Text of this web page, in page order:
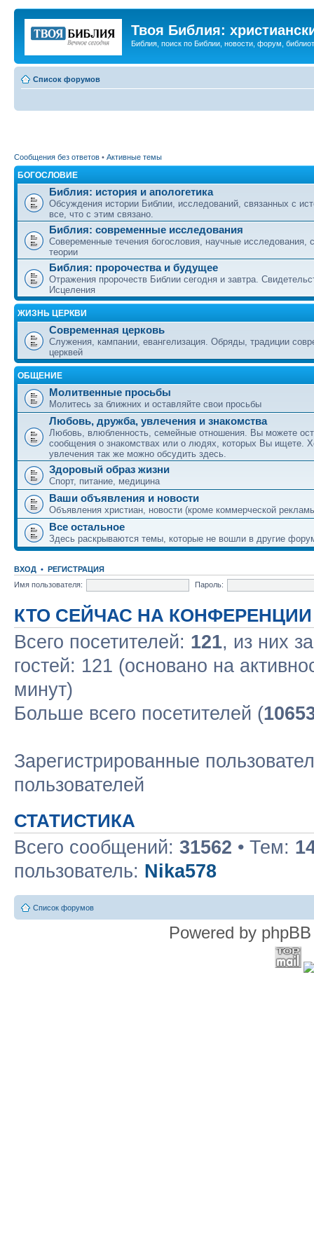
Твоя Библия:
Библия, поиск по Библии, новости, форум,
Список форумов
Сообщения без ответов • Активные темы
БОГОСЛОВИЕ
Библия: история и апологетика
Обсуждения истории Библии, исследований, связанных с
все, что с этим связано.
Библия: современные исследования
Совеременные течения богословия, научные исследования,
теории
Библия: пророчества и будущее
Отражения пророчеств Библии сегодня и завтра.
Исцеления
ЖИЗНЬ ЦЕРКВИ
Современная церковь
Служения, кампании, евангелизация. Обряды, традиции
церквей
ОБЩЕНИЕ
Молитвенные просьбы
Молитесь за ближних и оставляйте свои просьбы
Любовь, дружба, увлечения и знакомства
Любовь, влюбленность, семейные отношения. Вы можете
сообщения о знакомствах или о людях, которых Вы ищете.
увлечения так же можно обсудить здесь.
Здоровый образ жизни
Спорт, питание, медицина
Ваши объявления и новости
Объявления христиан, новости (кроме коммерческой
Все остальное
Здесь раскрываются темы, которые не вошли в другие
ВХОД • РЕГИСТРАЦИЯ
Имя пользователя:
Пароль:
КТО СЕЙЧАС НА КОНФЕРЕНЦИИ
Всего посетителей: 121, из них
гостей: 121 (основано на
минут)
Больше всего посетителей (
Зарегистрированные
пользователей
СТАТИСТИКА
Всего сообщений: 31562 • Тем:
пользователь: Nika578
Список форумов
Powered by